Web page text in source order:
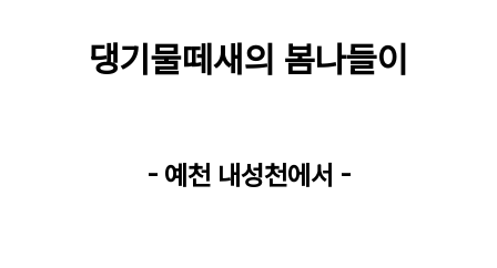
댕기물떼새의 봄나들이
- 예천 내성천에서 -